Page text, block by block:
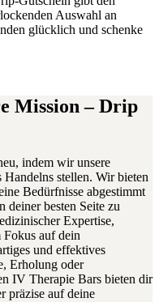
Auswahl an
glücklich und schenke
Mission – Drip
indem wir unsere
stellen. Wir bieten
Bedürfnisse abgestimmt
deiner besten Seite zu
Expertise,
auf dein
und effektives
Erholung oder
IV Therapie Bars bieten dir
präzise auf deine